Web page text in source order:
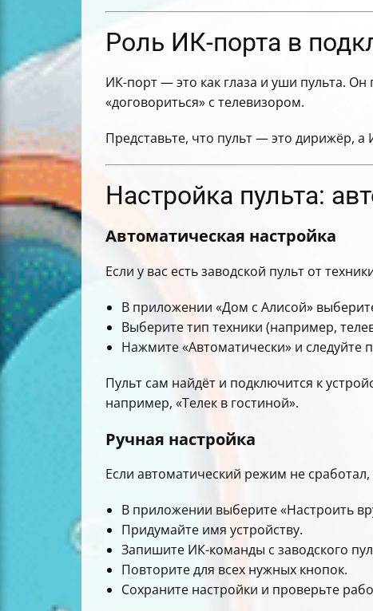
Роль ИК-порта в
ИК-порт — это как глаза и уши пульта.
«договориться» с телевизором.
Представьте, что пульт — это дирижёр,
Настройка пульта:
Автоматическая настройка
Если у вас есть заводской пульт от
В приложении «Дом с Алисой»
Выберите тип техники (например,
Нажмите «Автоматически» и следуйте
Пульт сам найдёт и подключится к
например, «Телек в гостиной».
Ручная настройка
Если автоматический режим не
В приложении выберите «Настроить
Придумайте имя устройству.
Запишите ИК-команды с заводского
Повторите для всех нужных кнопок.
Сохраните настройки и проверьте